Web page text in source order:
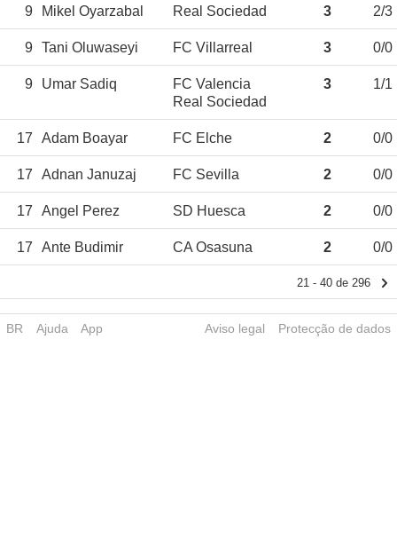
9 Mikel Oyarzabal Real Sociedad 3 2/3
9 Tani Oluwaseyi FC Villarreal 3 0/0
9 Umar Sadiq
FC Valencia
Real Sociedad
3 1/1
17 Adam Boayar FC Elche 2 0/0
17 Adnan Januzaj FC Sevilla 2 0/0
17 Angel Perez SD Huesca 2 0/0
17 Ante Budimir CA Osasuna 2 0/0
21 - 40 de 296
BR Ajuda App Aviso legal Protecção de dados